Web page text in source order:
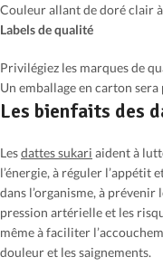
Couleur allant de doré clair
Labels de qualité
Privilégiez les marques de
Un emballage en carton
Les bienfaits des
Lesdattes sukari aident à
l’énergie, à réguler l’appétit
dans l’organisme, à
pression artérielle et les
même à faciliter
douleur et les saignements.